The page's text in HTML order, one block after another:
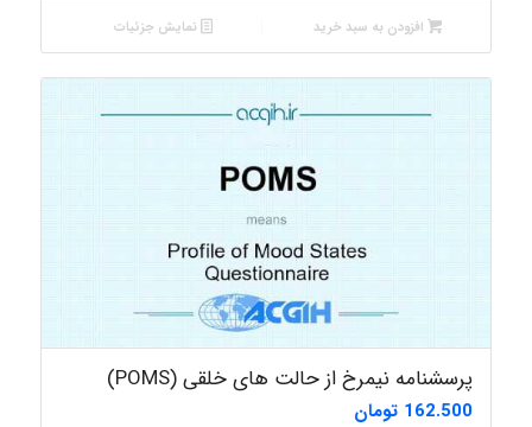
افزودن به سبد خرید نمایش جزئیات
پرسشنامه نیمرخ از حالت های خلقی (POMS)
162.500 تومان